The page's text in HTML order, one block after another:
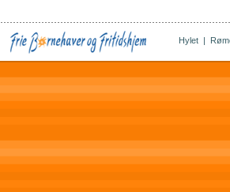
Hylet|